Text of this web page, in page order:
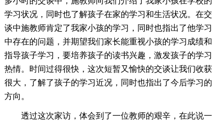
学习状况，同时也了解孩子在家的学习和生活状况。在交
谈中施教师肯定了我家小孩的学习，同时也指出了他学习
中存在的问题，并期望我们家长能重视小孩的学习成绩和
指导孩子学习，要培养孩子的读书兴趣，激发孩子的学习
热情。时间过得很快，这次短暂又愉快的交谈让我们收获
很大，了解了孩子的学习近况，同时也指出了今后学习的
方向。
透过这次家访，体会到了一位教师的艰辛，在此说一